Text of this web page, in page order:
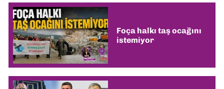
Foça halkı taş ocağını
istemiyor